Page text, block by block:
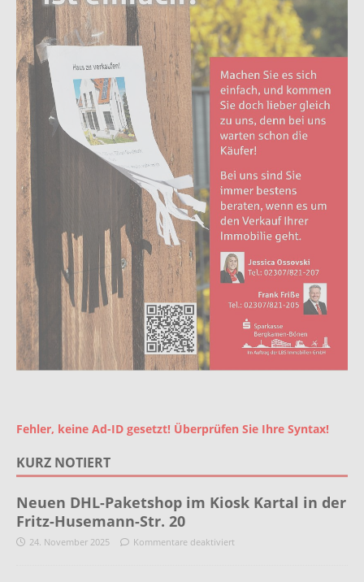
Fehler, keine Ad-ID gesetzt! Überprüfen Sie Ihre Syntax!
KURZ NOTIERT
Neuen DHL-Paketshop im Kiosk Kartal in der
Fritz-Husemann-Str. 20
24. November 2025 Kommentare deaktiviert